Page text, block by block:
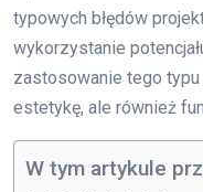
typowych błędów
wykorzystanie
zastosowanie tego
estetykę, ale również
W tym artykule